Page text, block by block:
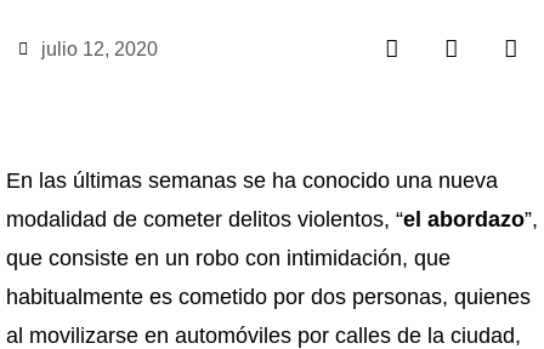
julio 12, 2020
En las últimas semanas se ha conocido una nueva
modalidad de cometer delitos violentos, “el abordazo”,
que consiste en un robo con intimidación, que
habitualmente es cometido por dos personas, quienes
al movilizarse en automóviles por calles de la ciudad,